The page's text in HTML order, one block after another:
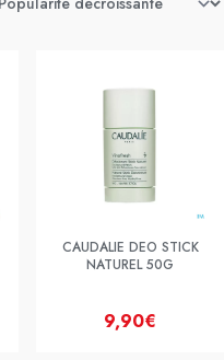
CAUDALIE DEO STICK
NATUREL 50G
9,90€